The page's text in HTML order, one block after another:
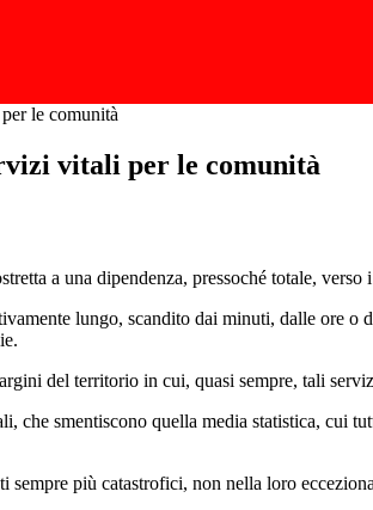
le comunità
vitali per le comunità
a una dipendenza, pressoché totale,
lungo, scandito dai minuti, dalle ore
del territorio in cui, quasi sempre, tali
che smentiscono quella media statistica, cui
sempre più catastrofici, non nella loro